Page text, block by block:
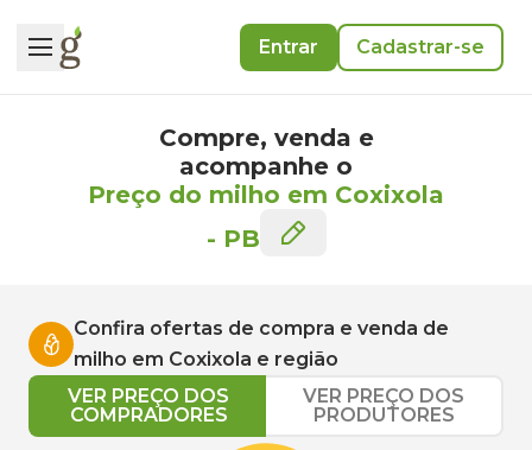
Entrar Cadastrar-se
Compre, venda e
acompanhe o
Preço do milho em Coxixola
- PB
Confira ofertas de compra e venda de
milho em Coxixola e região
VER PREÇO DOS
COMPRADORES
VER PREÇO DOS
PRODUTORES